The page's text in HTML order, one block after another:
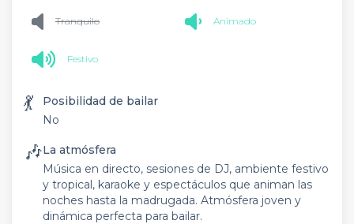
Tranquilo Animado
Festivo
💃
Posibilidad de bailar
No
🎶La atmósfera
Música en directo, sesiones de DJ, ambiente festivo
y tropical, karaoke y espectáculos que animan las
noches hasta la madrugada. Atmósfera joven y
dinámica perfecta para bailar.